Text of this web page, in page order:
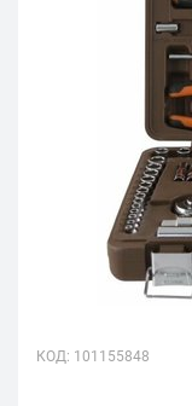
КОД: 101155848